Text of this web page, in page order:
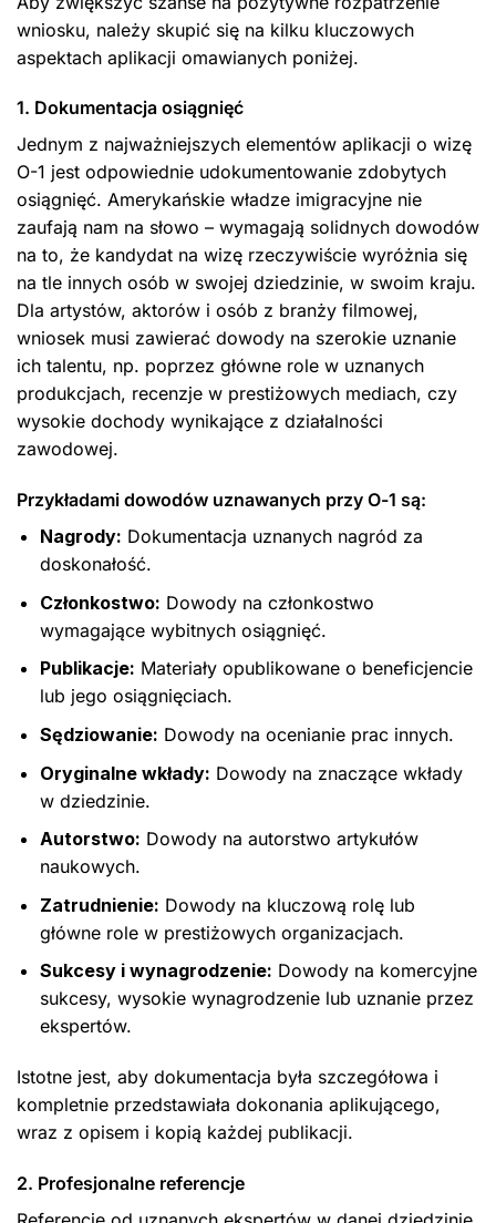
wniosku, należy skupić się na kilku kluczowych
aspektach aplikacji omawianych poniżej.
1. Dokumentacja osiągnięć
Jednym z najważniejszych elementów aplikacji o wizę
O-1 jest odpowiednie udokumentowanie zdobytych
osiągnięć. Amerykańskie władze imigracyjne nie
zaufają nam na słowo – wymagają solidnych dowodów
na to, że kandydat na wizę rzeczywiście wyróżnia się
na tle innych osób w swojej dziedzinie, w swoim kraju.
Dla artystów, aktorów i osób z branży filmowej,
wniosek musi zawierać dowody na szerokie uznanie
ich talentu, np. poprzez główne role w uznanych
produkcjach, recenzje w prestiżowych mediach, czy
wysokie dochody wynikające z działalności
zawodowej.
Przykładami dowodów uznawanych przy O-1 są:
Nagrody: Dokumentacja uznanych nagród za
doskonałość.
Członkostwo: Dowody na członkostwo
wymagające wybitnych osiągnięć.
Publikacje: Materiały opublikowane o beneficjencie
lub jego osiągnięciach.
Sędziowanie: Dowody na ocenianie prac innych.
Oryginalne wkłady: Dowody na znaczące wkłady
w dziedzinie.
Autorstwo: Dowody na autorstwo artykułów
naukowych.
Zatrudnienie: Dowody na kluczową rolę lub
główne role w prestiżowych organizacjach.
Sukcesy i wynagrodzenie: Dowody na komercyjne
sukcesy, wysokie wynagrodzenie lub uznanie przez
ekspertów.
Istotne jest, aby dokumentacja była szczegółowa i
kompletnie przedstawiała dokonania aplikującego,
wraz z opisem i kopią każdej publikacji.
2. Profesjonalne referencje